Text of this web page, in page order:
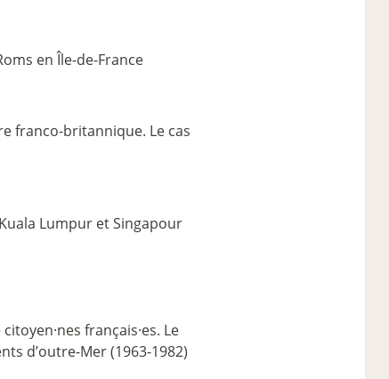
en Île-de-France
franco-britannique. Le cas
Lumpur et Singapour
citoyen·nes français·es. Le
d’outre-Mer (1963-1982)